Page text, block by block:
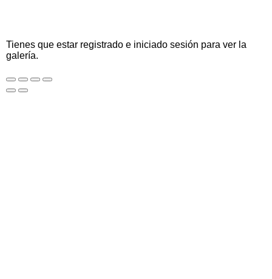
Tienes que estar registrado e iniciado sesión para ver la
galería.